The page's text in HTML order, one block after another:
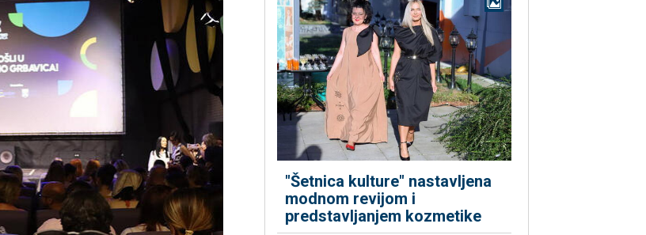
"Šetnica kulture" nastavljena
modnom revijom i
predstavljanjem kozmetike